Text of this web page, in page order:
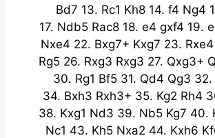
Bd7 13. Rc1 Kh8 14. f4 Ng4
17. Ndb5 Rac8 18. e4 gxf4 19.
Nxe4 22. Bxg7+ Kxg7 23. Rxe4
Rg5 26. Rxg3 Rxg3 27. Qxg3+
30. Rg1 Bf5 31. Qd4 Qg3 32.
34. Bxh3 Rxh3+ 35. Kg2 Rh4
38. Kxg1 Nd3 39. Nb5 Kg7 40.
Nc1 43. Kh5 Nxa2 44. Kxh6